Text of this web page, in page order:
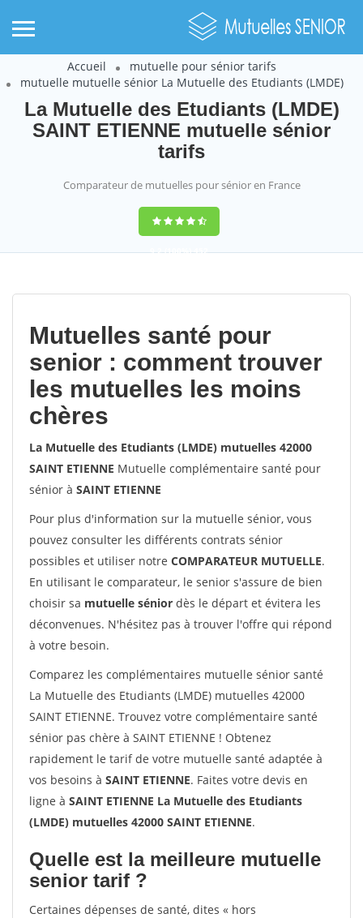
Accueil
mutuelle pour sénior tarifs
mutuelle mutuelle sénior La Mutuelle des Etudiants (LMDE)
La Mutuelle des Etudiants (LMDE)
SAINT ETIENNE mutuelle sénior
tarifs
Comparateur de mutuelles pour sénior en France
9,2(100%)452
Mutuelles santé pour
senior : comment trouver
les mutuelles les moins
chères
La Mutuelle des Etudiants (LMDE) mutuelles 42000
SAINT ETIENNE Mutuelle complémentaire santé pour
sénior à SAINT ETIENNE
Pour plus d'information sur la mutuelle sénior, vous
pouvez consulter les différents contrats sénior
possibles et utiliser notre COMPARATEUR MUTUELLE.
En utilisant le comparateur, le senior s'assure de bien
choisir sa mutuelle sénior dès le départ et évitera les
déconvenues. N'hésitez pas à trouver l'offre qui répond
à votre besoin.
Comparez les complémentaires mutuelle sénior santé
La Mutuelle des Etudiants (LMDE) mutuelles 42000
SAINT ETIENNE. Trouvez votre complémentaire santé
sénior pas chère à SAINT ETIENNE ! Obtenez
rapidement le tarif de votre mutuelle santé adaptée à
vos besoins à SAINT ETIENNE. Faites votre devis en
ligne à SAINT ETIENNE La Mutuelle des Etudiants
(LMDE) mutuelles 42000 SAINT ETIENNE.
Quelle est la meilleure mutuelle
senior tarif ?
Certaines dépenses de santé, dites « hors